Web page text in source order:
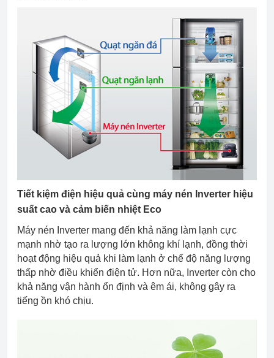
Tiết kiệm điện hiệu quả cùng máy nén Inverter hiệu
suất cao và cảm biến nhiệt Eco
Máy nén Inverter mang đến khả năng làm lạnh cực
mạnh nhờ tạo ra lượng lớn không khí lạnh, đồng thời
hoạt động hiệu quả khi làm lạnh ở chế độ năng lượng
thấp nhờ điều khiển điện tử. Hơn nữa, Inverter còn cho
khả năng vận hành ổn định và êm ái, không gây ra
tiếng ồn khó chịu.